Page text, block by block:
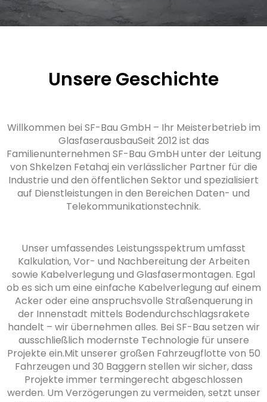
Unsere Geschichte
Willkommen bei SF-Bau GmbH – Ihr Meisterbetrieb im
GlasfaserausbauSeit 2012 ist das
Familienunternehmen SF-Bau GmbH unter der Leitung
von Shkelzen Fetahaj ein verlässlicher Partner für die
Industrie und den öffentlichen Sektor und spezialisiert
auf Dienstleistungen in den Bereichen Daten- und
Telekommunikationstechnik.
Unser umfassendes Leistungsspektrum umfasst
Kalkulation, Vor- und Nachbereitung der Arbeiten
sowie Kabelverlegung und Glasfasermontagen. Egal
ob es sich um eine einfache Kabelverlegung auf einem
Acker oder eine anspruchsvolle Straßenquerung in
der Innenstadt mittels Bodendurchschlagsrakete
handelt – wir übernehmen alles. Bei SF-Bau setzen wir
ausschließlich modernste Technologie für unsere
Projekte ein.Mit unserer großen Fahrzeugflotte von 50
Fahrzeugen und 30 Baggern stellen wir sicher, dass
Projekte immer termingerecht abgeschlossen
werden. Um Verzögerungen zu vermeiden, setzt unser